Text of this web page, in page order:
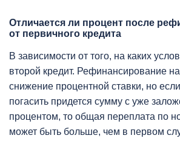
Отличается ли процент после
от первичного кредита
В зависимости от того, на каких
второй кредит. Рефинансирование
снижение процентной ставки, но
погасить придется сумму с уже
процентом, то общая переплата по
может быть больше, чем в первом